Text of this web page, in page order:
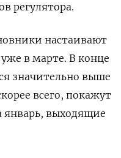
регулятора.
настаивают
в марте. В конце
значительно выше
всего, покажут
январь, выходящие